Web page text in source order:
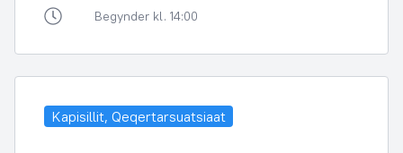
Begynder kl. 14:00
Kapisillit, Qeqertarsuatsiaat